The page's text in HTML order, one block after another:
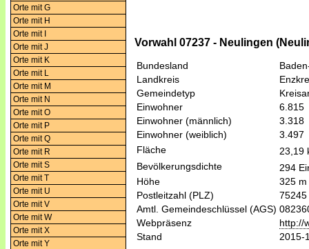
Orte mit G
Orte mit H
Orte mit I
Orte mit J
Orte mit K
Orte mit L
Orte mit M
Orte mit N
Orte mit O
Orte mit P
Orte mit Q
Orte mit R
Orte mit S
Orte mit T
Orte mit U
Orte mit V
Orte mit W
Orte mit X
Orte mit Y
Vorwahl 07237 - Neulingen
Bundesland
Landkreis
Gemeindetyp
Einwohner
6.815
Einwohner (männlich)
3.318
Einwohner (weiblich)
3.497
Fläche
23,19
Bevölkerungsdichte
294
Höhe
325 m
Postleitzahl (PLZ)
75245
Amtl. Gemeindeschlüssel (AGS)
Webpräsenz
http://
Stand
2015-